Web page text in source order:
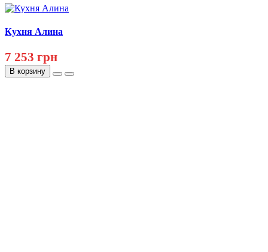
Кухня Алина
7 253 грн
В корзину